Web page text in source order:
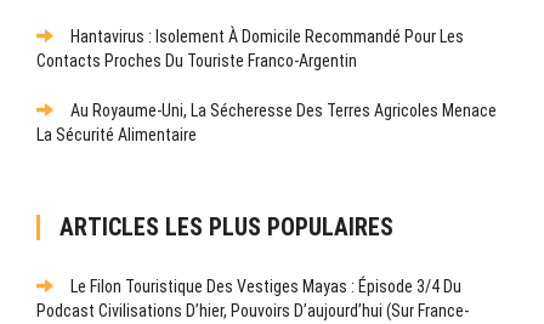
Hantavirus : Isolement À Domicile Recommandé Pour Les
Contacts Proches Du Touriste Franco-Argentin
Au Royaume-Uni, La Sécheresse Des Terres Agricoles Menace
La Sécurité Alimentaire
ARTICLES LES PLUS POPULAIRES
Le Filon Touristique Des Vestiges Mayas : Épisode 3/4 Du
Podcast Civilisations D’hier, Pouvoirs D’aujourd’hui (sur France-